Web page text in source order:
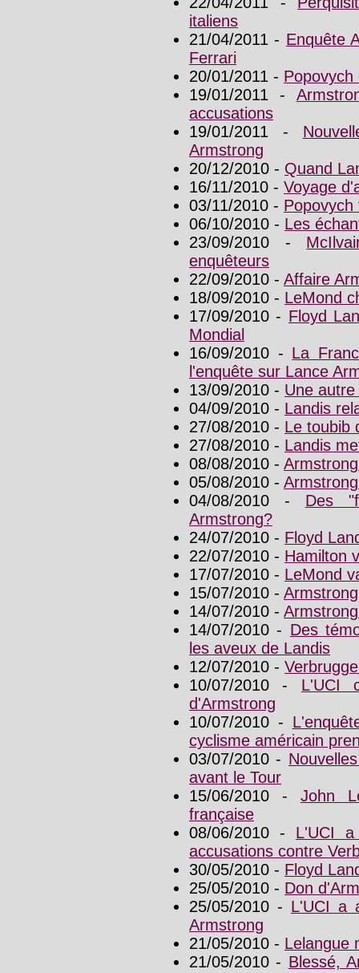
italiens
21/04/2011 - Enquête
Ferrari
20/01/2011 - Popovych
19/01/2011 -
accusations
19/01/2011 -
Armstrong
20/12/2010 - Quand
16/11/2010 - Voyage
03/11/2010 -
06/10/2010 - Les
23/09/2010 -
enquêteurs
22/09/2010 - Affaire
18/09/2010 - LeMond
17/09/2010 - Floyd
Mondial
16/09/2010 - La
l'enquête sur Lance
13/09/2010 - Une
04/09/2010 - Landis
27/08/2010 - Le toubib
27/08/2010 - Landis
08/08/2010 -
05/08/2010 -
04/08/2010 - Des
Armstrong?
24/07/2010 - Floyd
22/07/2010 - Hamilton
17/07/2010 - LeMond
15/07/2010 -
14/07/2010 -
14/07/2010 - Des
les aveux de Landis
12/07/2010 -
10/07/2010 - L'UCI
d'Armstrong
10/07/2010 -
cyclisme américain
03/07/2010 -
avant le Tour
15/06/2010 - John
française
08/06/2010 - L'UCI
accusations contre
30/05/2010 - Floyd
25/05/2010 - Don
25/05/2010 - L'UCI a
Armstrong
21/05/2010 - Lelangue
21/05/2010 - Blessé,